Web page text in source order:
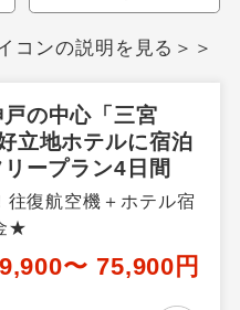
コンの説明を見る＞＞
戸の中心「三宮
立地ホテルに宿泊
ープラン4日間
復航空機＋ホテル宿
★
〜 75,900円